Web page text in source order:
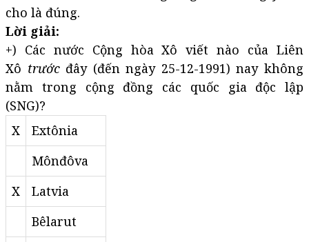
cho là đúng.
Lời giải:
+) Các nước Cộng hòa Xô viết nào của Liên
Xô trước đây (đến ngày 25-12-1991) nay không
nằm trong cộng đồng các quốc gia độc lập
(SNG)?
X
Extônia
Mônđôva
X
Latvia
Bêlarut